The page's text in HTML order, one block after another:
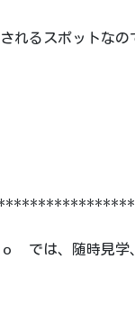
れるスポットな
では、随時見学